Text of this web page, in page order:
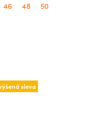
46 48 50
sleva